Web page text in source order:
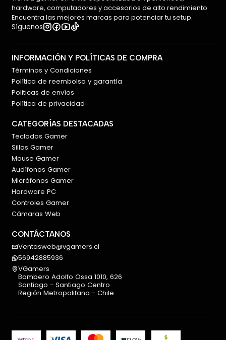
hardware, computadores y accesorios de alto rendimiento.
Encuentra las mejores marcas para potenciar tu setup.
Síguenos
INFORMACIÓN Y POLÍTICAS DE COMPRA
Términos y Condiciones
Política de reembolso y garantía
Politicas de envíos
Política de privacidad
CATEGORÍAS DESTACADAS
Teclados Gamer
Sillas Gamer
Mouse Gamer
Audífonos Gamer
Micrófonos Gamer
Hardware PC
Controles Gamer
Cámaras Web
CONTÁCTANOS
Ventasweb@vgamers.cl
56942885936
VGamers
Bombero Adolfo Ossa 1010, 626
Santiago - Santiago Centro
Región Metropolitana - Chile